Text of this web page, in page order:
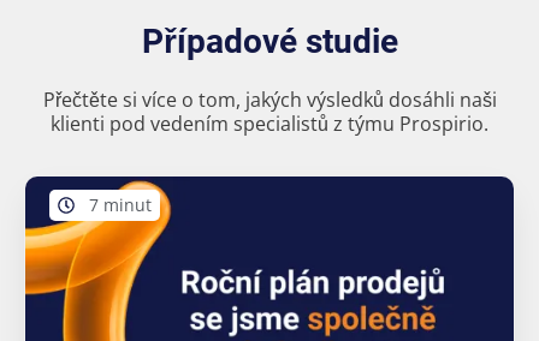
Případové studie
Přečtěte si více o tom, jakých výsledků dosáhli naši
klienti pod vedením specialistů z týmu Prospirio.
7 minut